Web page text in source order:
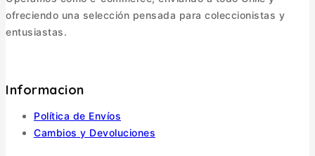
ofreciendo una selección pensada para coleccionistas y
entusiastas.
Informacion
Política de Envíos
Cambios y Devoluciones